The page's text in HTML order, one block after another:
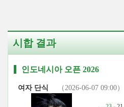
시합 결과
인도네시아 오픈 2026
여자 단식 （2026-06-07 09:00）